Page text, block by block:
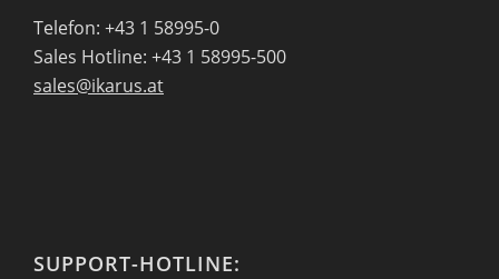
Telefon: +43 1 58995-0
Sales Hotline: +43 1 58995-500
sales@ikarus.at
SUPPORT-HOTLINE: